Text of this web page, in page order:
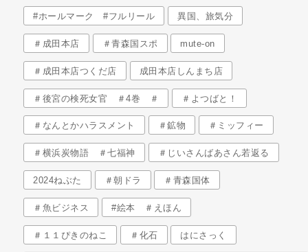
#ホールマーク #フルリール 異国、旅気分
＃成田本店 ＃青森国スポ mute-on
＃成田本店つくだ店 成田本店しんまち店
＃後宮の検死女官 ＃4巻 ＃ ＃よつばと！
＃なんとかハラスメント ＃鉱物 ＃ミッフィー
＃横浜炭物語 ＃七福神 ＃じいさんばあさん若返る
2024ねぶた ＃朝ドラ ＃青森国体
＃魚ビジネス #絵本 ＃えほん
＃１１ぴきのねこ ＃化石 はにさっく